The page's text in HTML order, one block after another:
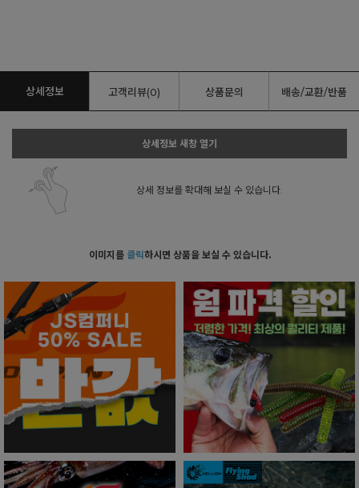
상세정보 고객리뷰(0) 상품문의 배송/교환/반품
상세정보 새창 열기
상세 정보를 확대해 보실 수 있습니다.
이미지를 클릭하시면 상품을 보실 수 있습니다.